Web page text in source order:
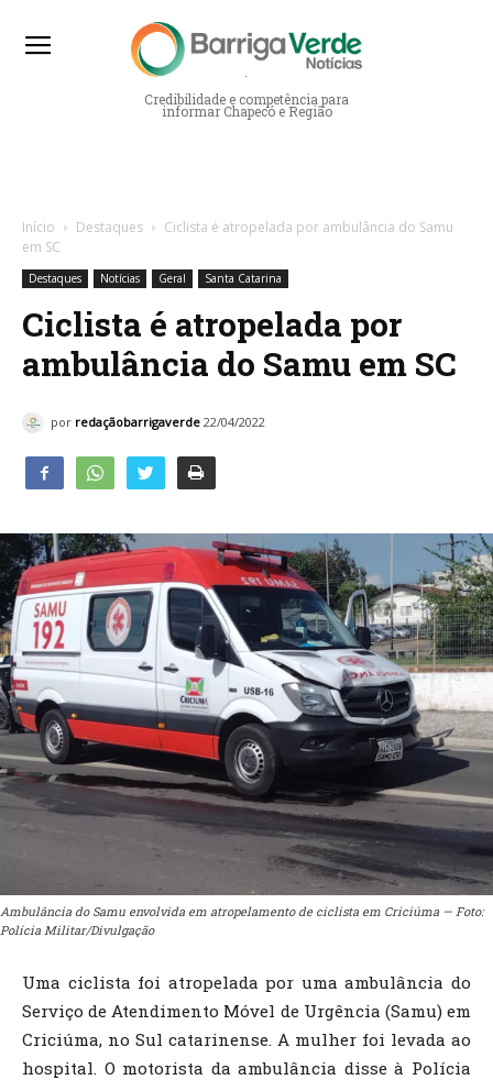
Barriga Verde Notícias
Credibilidade e competência para
informar Chapecó e Região
Início Destaques
Ciclista é atropelada por ambulância do Samu
em SC
Destaques Notícias Geral Santa Catarina
Ciclista é atropelada por
ambulância do Samu em SC
por redaçãobarrigaverde 22/04/2022
Ambulância do Samu envolvida em atropelamento de ciclista em Criciúma — Foto:
Polícia Militar/Divulgação
Uma ciclista foi atropelada por uma ambulância do
Serviço de Atendimento Móvel de Urgência (Samu) em
Criciúma, no Sul catarinense. A mulher foi levada ao
hospital. O motorista da ambulância disse à Polícia